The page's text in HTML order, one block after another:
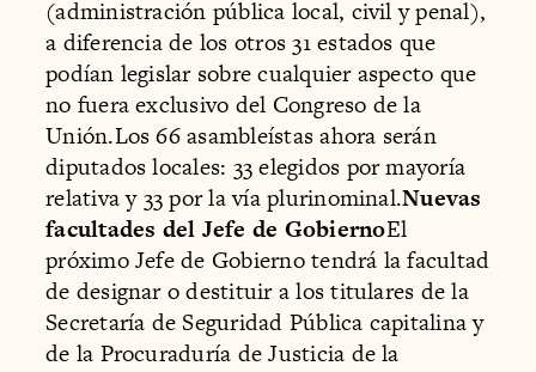
(administración pública local, civil y penal),
a diferencia de los otros 31 estados que
podían legislar sobre cualquier aspecto que
no fuera exclusivo del Congreso de la
Unión.Los 66 asambleístas ahora serán
diputados locales: 33 elegidos por mayoría
relativa y 33 por la vía plurinominal.Nuevas
facultades del Jefe de GobiernoEl
próximo Jefe de Gobierno tendrá la facultad
de designar o destituir a los titulares de la
Secretaría de Seguridad Pública capitalina y
de la Procuraduría de Justicia de la